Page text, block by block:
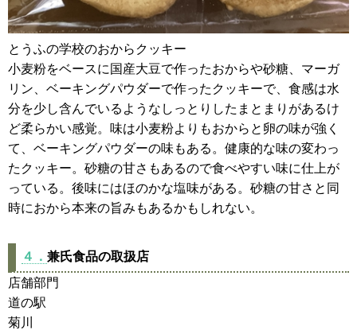
とうふの学校のおからクッキー
小麦粉をベースに国産大豆で作ったおからや砂糖、マーガ
リン、ベーキングパウダーで作ったクッキーで、食感は水
分を少し含んでいるようなしっとりしたまとまりがあるけ
ど柔らかい感覚。味は小麦粉よりもおからと卵の味が強く
て、ベーキングパウダーの味もある。健康的な味の変わっ
たクッキー。砂糖の甘さもあるので食べやすい味に仕上が
っている。後味にはほのかな塩味がある。砂糖の甘さと同
時におから本来の旨みもあるかもしれない。
４． 兼氏食品の取扱店
店舗部門
道の駅
菊川